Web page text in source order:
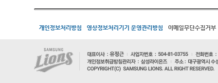
개인정보처리방침 영상정보처리기기 운영관리방침 이메일무단수집거부